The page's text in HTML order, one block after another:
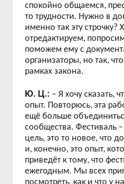
спокойно общаемся,
то трудности. Нужно в
именно так эту строчку?
отредактируем,
поможем ему с
организаторы, но так,
рамках закона.
Ю. Ц.: – Я хочу сказать,
опыт. Повторюсь, эта
ещё больше
сообщества. Фестиваль
цель, это то новое, что
и, конечно, это опыт,
приведёт к тому, что
ежегодным. Мы всех